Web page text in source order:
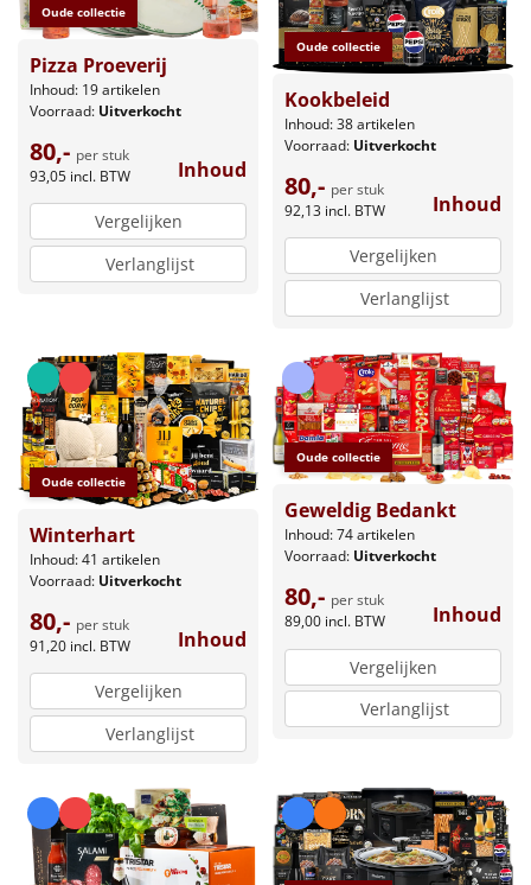
Oude collectie
Pizza Proeverij
Inhoud: 19 artikelen
Voorraad: Uitverkocht
80,- per stuk
93,05 incl. BTW Inhoud
Vergelijken
Verlanglijst
Oude collectie
Kookbeleid
Inhoud: 38 artikelen
Voorraad: Uitverkocht
80,- per stuk
92,13 incl. BTW Inhoud
Vergelijken
Verlanglijst
Oude collectie
Winterhart
Inhoud: 41 artikelen
Voorraad: Uitverkocht
80,- per stuk
91,20 incl. BTW Inhoud
Vergelijken
Verlanglijst
Oude collectie
Geweldig Bedankt
Inhoud: 74 artikelen
Voorraad: Uitverkocht
80,- per stuk
89,00 incl. BTW Inhoud
Vergelijken
Verlanglijst